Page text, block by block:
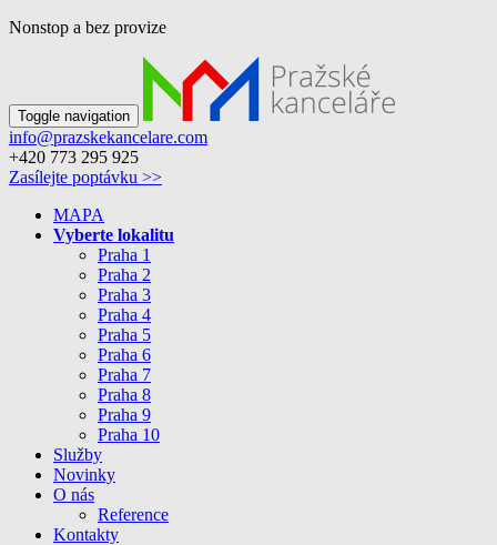
Nonstop a bez provize
Toggle navigation
info@prazskekancelare.com
+420 773 295 925
Zasílejte poptávku >>
MAPA
Vyberte lokalitu
Praha 1
Praha 2
Praha 3
Praha 4
Praha 5
Praha 6
Praha 7
Praha 8
Praha 9
Praha 10
Služby
Novinky
O nás
Reference
Kontakty